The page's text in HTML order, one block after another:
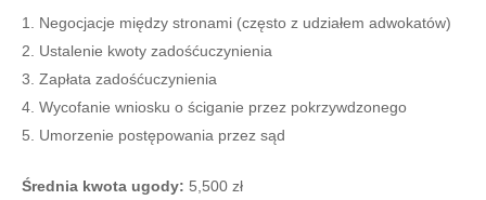
Negocjacje między stronami (często z udziałem adwokatów)
Ustalenie kwoty zadośćuczynienia
Zapłata zadośćuczynienia
Wycofanie wniosku o ściganie przez pokrzywdzonego
Umorzenie postępowania przez sąd
Średnia kwota ugody: 5,500 zł